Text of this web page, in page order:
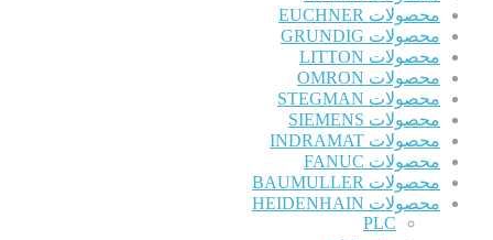
محصولات EUCHNER
محصولات GRUNDIG
محصولات LITTON
محصولات OMRON
محصولات STEGMAN
محصولات SIEMENS
محصولات INDRAMAT
محصولات FANUC
محصولات BAUMULLER
محصولات HEIDENHAIN
PLC